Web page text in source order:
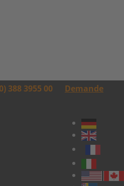
388 3955 00
Demande